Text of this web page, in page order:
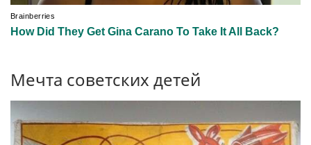
Мечта советских детей